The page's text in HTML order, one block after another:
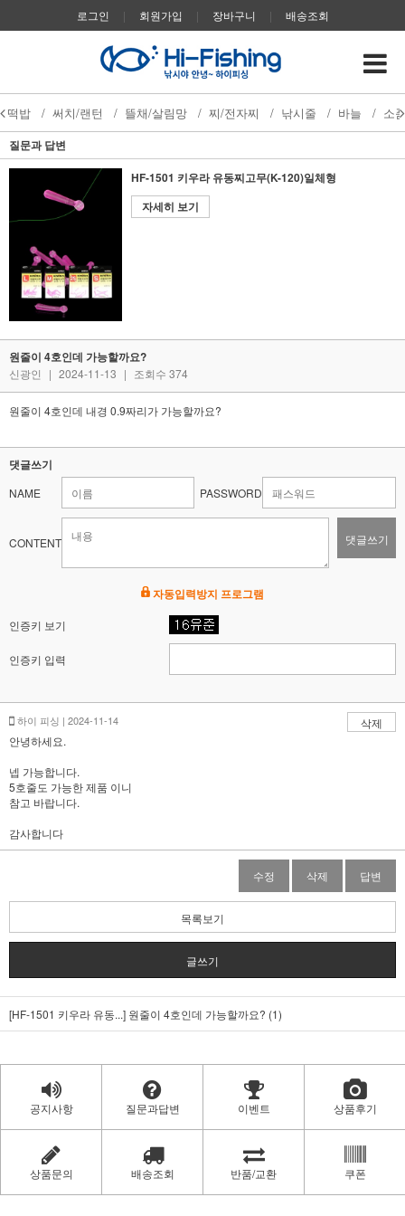
로그인 | 회원가입 | 장바구니 | 배송조회
떡밥 / 써치/랜턴 / 뜰채/살림망 / 찌/전자찌 / 낚시줄 / 바늘 / 소
질문과 답변
HF-1501 키우라 유동찌고무(K-120)일체형
자세히 보기
원줄이 4호인데 가능할까요?
신광인 | 2024-11-13 | 조회수 374
원줄이 4호인데 내경 0.9짜리가 가능할까요?
댓글쓰기
NAME PASSWORD
CONTENT 댓글쓰기
자동입력방지 프로그램
인증키 보기
인증키 입력
하이 피싱 | 2024-11-14
삭제
안녕하세요.
넵 가능합니다.
5호줄도 가능한 제품 이니
참고 바랍니다.
감사합니다
수정 삭제 답변
목록보기
글쓰기
[HF-1501 키우라 유동...] 원줄이 4호인데 가능할까요? (1)
공지사항 질문과답변 이벤트 상품후기
상품문의 배송조회 반품/교환 쿠폰